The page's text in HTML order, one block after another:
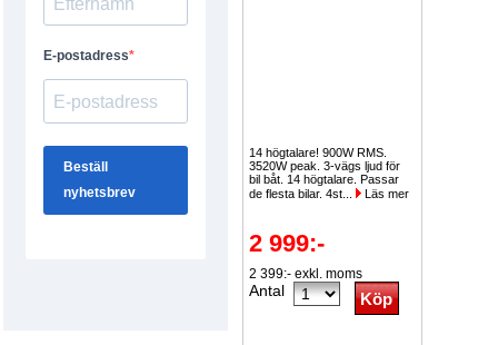
14 högtalare! 900W RMS.
3520W peak. 3-vägs ljud för
bil båt. 14 högtalare. Passar
de flesta bilar. 4st...
Läs mer
2 999:-
2 399:- exkl. moms
Antal